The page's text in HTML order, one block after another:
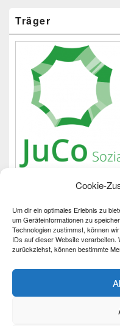
Cookie-
Um dir ein optimales Erlebnis zu
um Geräteinformationen zu
Technologien zustimmst, können
IDs auf dieser Website verarbeiten.
zurückziehst, können bestimmte
Träger
Wichtiges
Impressum
Barrierefreiheit